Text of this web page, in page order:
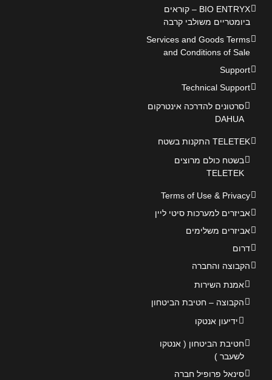
BIO ENTRYX – קוראים
ביומטריים משולבי קרבה
Services and Goods Terms
and Conditions of Sale
Support
Technical Support
סרטונים להדרכה אינטרקום
DAHUA
TELETEK התקנות בשטח
בשטח כולם מרוצים
TELETEK
Terms of Use & Privacy
אביזרים למערכות סיטי ליין
אביזרים משלימים
דרום
הקבוצה והחברה
אמנת השירות
הקבוצה – חטיבת הביטחון
ידיעון אנטקו
חטיבת הביטחון ( אנטקו
לשעבר )
סינאל פרופיל חברה